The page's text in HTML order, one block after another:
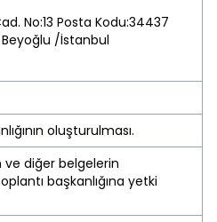
No:13 Posta Kodu:34437
/İstanbul
oluşturulması.
ve diğer belgelerin
başkanlığına yetki